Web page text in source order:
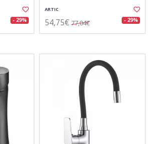
- 29%
ARTIC
54,75€ 77,04€ - 29%